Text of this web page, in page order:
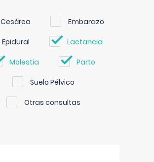
Cesárea Embarazo
Epidural Lactancia
Molestia Parto
Suelo Pélvico
Otras consultas